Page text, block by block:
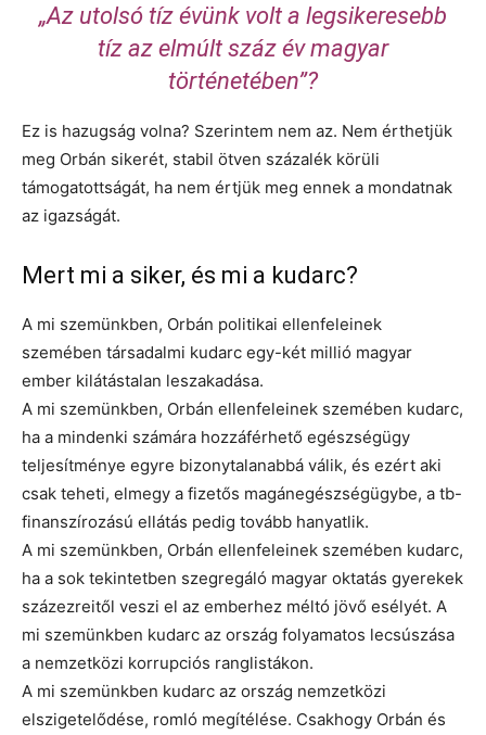
„Az utolsó tíz évünk volt a legsikeresebb
tíz az elmúlt száz év magyar
történetében”?
Ez is hazugság volna? Szerintem nem az. Nem érthetjük
meg Orbán sikerét, stabil ötven százalék körüli
támogatottságát, ha nem értjük meg ennek a mondatnak
az igazságát.
Mert mi a siker, és mi a kudarc?
A mi szemünkben, Orbán politikai ellenfeleinek
szemében társadalmi kudarc egy-két millió magyar
ember kilátástalan leszakadása.
A mi szemünkben, Orbán ellenfeleinek szemében kudarc,
ha a mindenki számára hozzáférhető egészségügy
teljesítménye egyre bizonytalanabbá válik, és ezért aki
csak teheti, elmegy a fizetős magánegészségügybe, a tb-
finanszírozású ellátás pedig tovább hanyatlik.
A mi szemünkben, Orbán ellenfeleinek szemében kudarc,
ha a sok tekintetben szegregáló magyar oktatás gyerekek
százezreitől veszi el az emberhez méltó jövő esélyét. A
mi szemünkben kudarc az ország folyamatos lecsúszása
a nemzetközi korrupciós ranglistákon.
A mi szemünkben kudarc az ország nemzetközi
elszigetelődése, romló megítélése. Csakhogy Orbán és